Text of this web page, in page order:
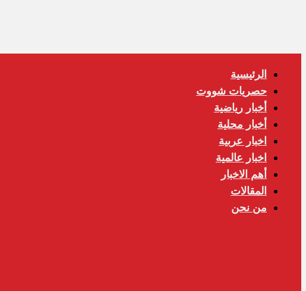
الرئيسية
حصريات شووت
أخبار رياضية
أخبار محلية
اخبار عربية
اخبار عالمية
أهم الاخبار
المقالات
من نحن